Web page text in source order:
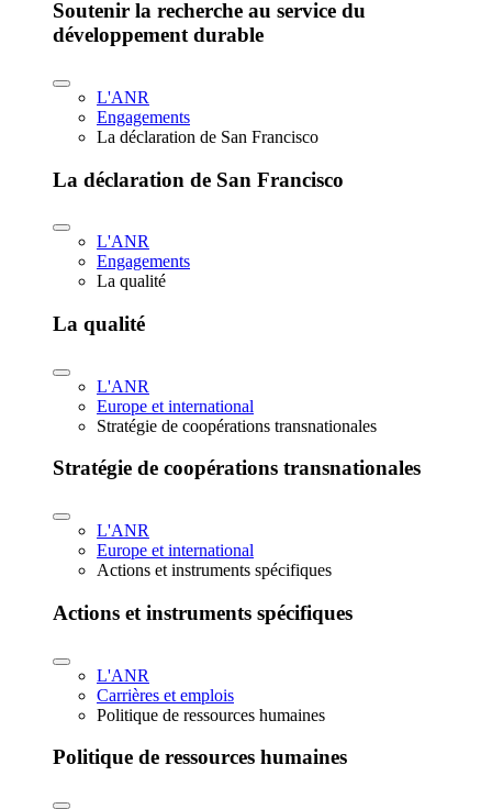
Soutenir la recherche au service du
développement durable
L'ANR
Engagements
La déclaration de San Francisco
La déclaration de San Francisco
L'ANR
Engagements
La qualité
La qualité
L'ANR
Europe et international
Stratégie de coopérations transnationales
Stratégie de coopérations transnationales
L'ANR
Europe et international
Actions et instruments spécifiques
Actions et instruments spécifiques
L'ANR
Carrières et emplois
Politique de ressources humaines
Politique de ressources humaines